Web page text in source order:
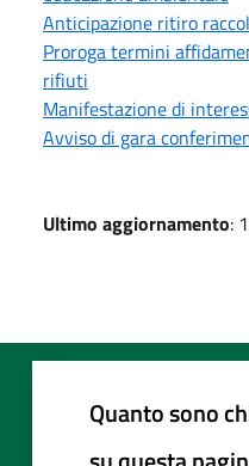
Anticipazione ritiro
Proroga termini
rifiuti
Manifestazione di
Avviso di gara
Ultimo aggiornamento:
Quanto sono